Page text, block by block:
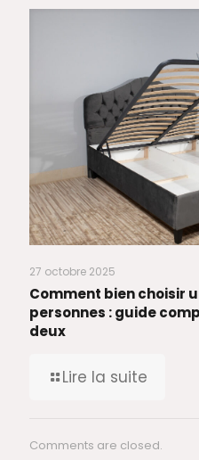
27 octobre 2025
Comment bien choisir
personnes : guide
deux
Lire la suite
Comments are closed.